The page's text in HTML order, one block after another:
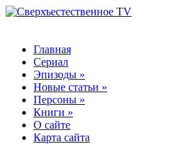
Главная
Сериал
Эпизоды »
Новые статьи »
Персоны »
Книги »
О сайте
Карта сайта